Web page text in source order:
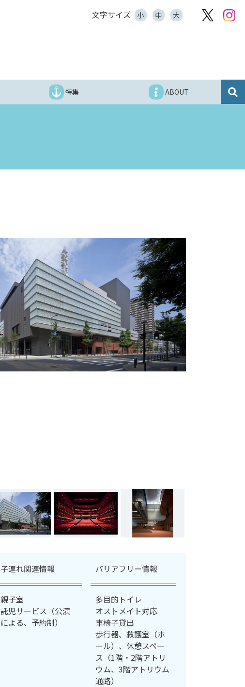
文字サイズ 小 中 大
特集 ABOUT
子連れ関連情報
親子室
託児サービス（公演
による、予約制）
バリアフリー情報
多目的トイレ
オストメイト対応
車椅子貸出
歩行器、救護室（ホ
ール）、休憩スペー
ス（1階・2階アトリ
ウム、3階アトリウム
通路）